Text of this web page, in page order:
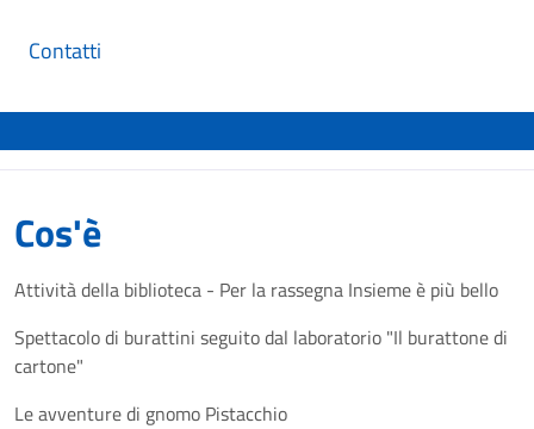
Contatti
Cos'è
Attività della biblioteca - Per la rassegna Insieme è più bello
Spettacolo di burattini seguito dal laboratorio "Il burattone di
cartone"
Le avventure di gnomo Pistacchio